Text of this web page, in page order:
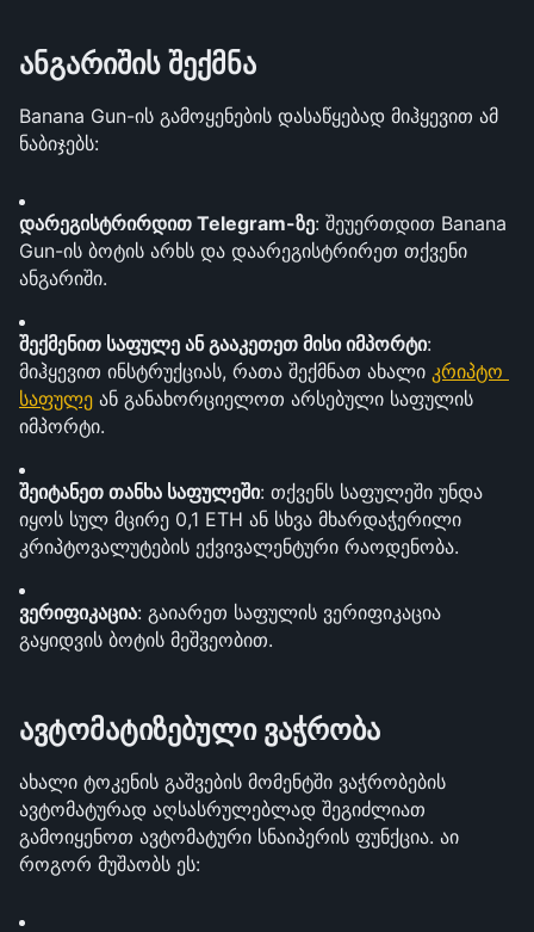
ანგარიშის შექმნა
Banana Gun-ის გამოყენების დასაწყებად მიჰყევით ამ
ნაბიჯებს:
დარეგისტრირდით Telegram-ზე: შეუერთდით Banana
Gun-ის ბოტის არხს და დაარეგისტრირეთ თქვენი
ანგარიში.
შექმენით საფულე ან გააკეთეთ მისი იმპორტი:
მიჰყევით ინსტრუქციას, რათა შექმნათ ახალი კრიპტო
საფულე ან განახორციელოთ არსებული საფულის
იმპორტი.
შეიტანეთ თანხა საფულეში: თქვენს საფულეში უნდა
იყოს სულ მცირე 0,1 ETH ან სხვა მხარდაჭერილი
კრიპტოვალუტების ექვივალენტური რაოდენობა.
ვერიფიკაცია: გაიარეთ საფულის ვერიფიკაცია
გაყიდვის ბოტის მეშვეობით.
ავტომატიზებული ვაჭრობა
ახალი ტოკენის გაშვების მომენტში ვაჭრობების
ავტომატურად აღსასრულებლად შეგიძლიათ
გამოიყენოთ ავტომატური სნაიპერის ფუნქცია. აი
როგორ მუშაობს ეს: